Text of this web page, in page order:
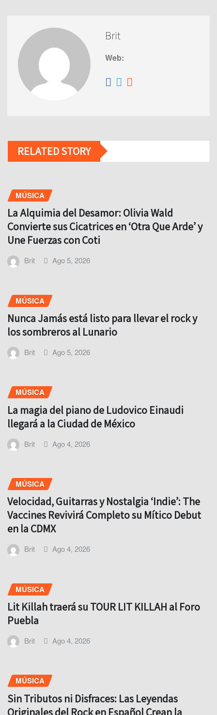
Brit
Web:
RELATED STORY
MÚSICA
La Alquimia del Desamor: Olivia Wald
Convierte sus Cicatrices en ‘Otra Que Arde’ y
Une Fuerzas con Coti
Brit Ago 5, 2026
MÚSICA
Nunca Jamás está listo para llevar el rock y
los sombreros al Lunario
Brit Ago 5, 2026
MÚSICA
La magia del piano de Ludovico Einaudi
llegará a la Ciudad de México
Brit Ago 4, 2026
MÚSICA
Velocidad, Guitarras y Nostalgia ‘Indie’: The
Vaccines Revivirá Completo su Mítico Debut
en la CDMX
Brit Ago 4, 2026
MÚSICA
Lit Killah traerá su TOUR LIT KILLAH al Foro
Puebla
Brit Ago 4, 2026
MÚSICA
Sin Tributos ni Disfraces: Las Leyendas
Originales del Rock en Español Crean la